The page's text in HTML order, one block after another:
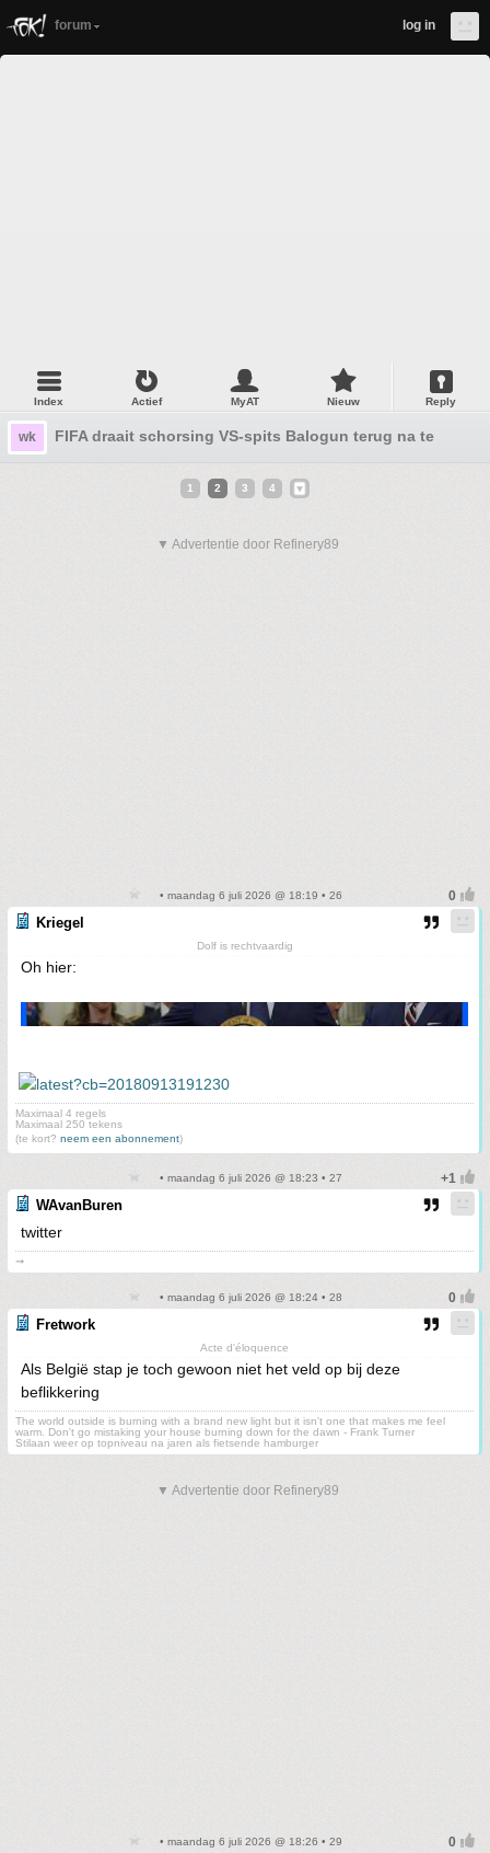
forum log in
Index Actief MyAT Nieuw Reply
wk FIFA draait schorsing VS-spits Balogun terug na
1 2 3 4
▼ Advertentie door Refinery89
• maandag 6 juli 2026 @ 18:19 • 26
Kriegel
Dolf is rechtvaardig
Oh hier:
Maximaal 4 regels
Maximaal 250 tekens
(te kort? neem een abonnement)
• maandag 6 juli 2026 @ 18:23 • 27
WAvanBuren
twitter
➞
• maandag 6 juli 2026 @ 18:24 • 28
Fretwork
Acte d'éloquence
Als België stap je toch gewoon niet het veld op bij deze
beflikkering
The world outside is burning with a brand new light but it isn't one that makes me feel
warm. Don't go mistaking your house burning down for the dawn - Frank Turner
Stilaan weer op topniveau na jaren als fietsende hamburger
▼ Advertentie door Refinery89
• maandag 6 juli 2026 @ 18:26 • 29